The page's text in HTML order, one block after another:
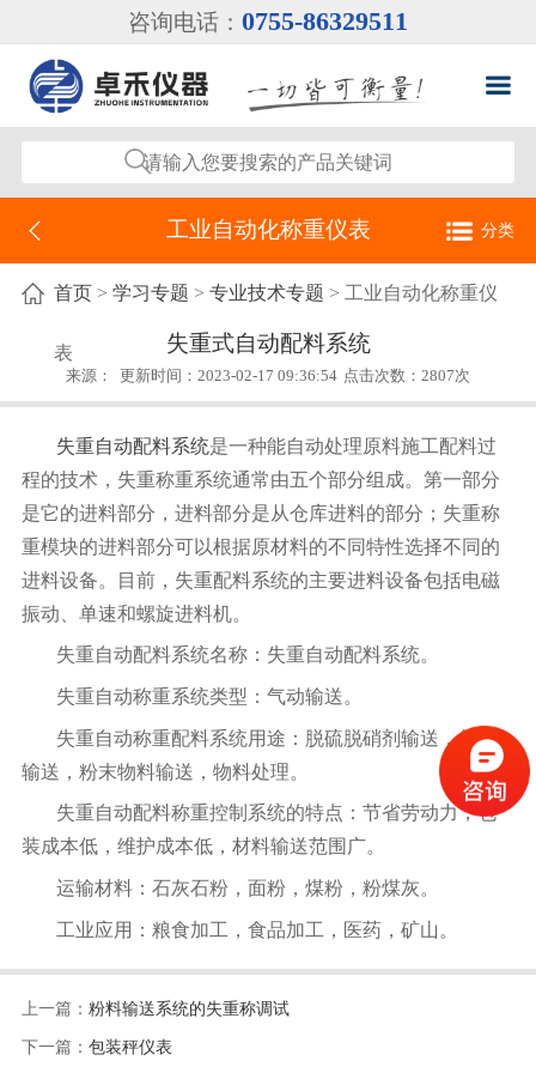
咨询电话： 0755-86329511
工业自动化称重仪表 分类
自动化设备
工业自动化称重仪表
工业自动化测力仪表
首页> 学习专题 > 专业技术专题 > 工业自动化称重仪
表 失重式自动配料系统
来源： 更新时间：2023-02-17 09:36:54 点击次数：2807次
失重自动配料系统是一种能自动处理原料施工配料过
程的技术，失重称重系统通常由五个部分组成。第一部分
是它的进料部分，进料部分是从仓库进料的部分 ； 失重称
重模块的进料部分可以根据原材料的不同特性选择不同的
进料设备。目前，失重配料系统的主要进料设备包括电磁
振动、单速和螺旋进料机。
失重自动配料系统名称：失重自动配料系统。
失重自动称重系统类型：气动输送。
失重自动称重配料系统用途：脱硫脱硝剂输送，气动
输送，粉末物料输送，物料处理。
失重自动配料称重控制系统的特点：节省劳动力，包
装成本低，维护成本低，材料输送范围广。
运输材料：石灰石粉，面粉，煤粉，粉煤灰。
工业应用：粮食加工，食品加工，医药，矿山。
上一篇： 粉料输送系统的失重称调试
下一篇： 包装秤仪表